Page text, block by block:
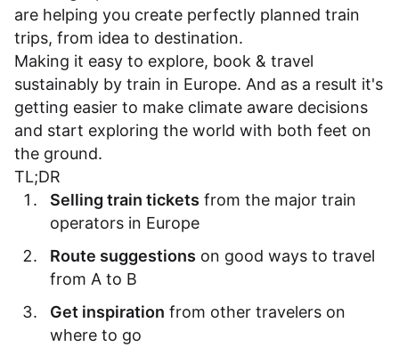
are helping you create perfectly planned train
trips, from idea to destination.
Making it easy to explore, book & travel
sustainably by train in Europe. And as a result it's
getting easier to make climate aware decisions
and start exploring the world with both feet on
the ground.
TL;DR
Selling train tickets from the major train
operators in Europe
Route suggestions on good ways to travel
from A to B
Get inspiration from other travelers on
where to go